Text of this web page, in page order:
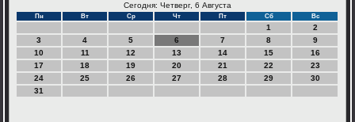
Сегодня: Четверг, 6 Августа
Пн Вт Ср Чт Пт Сб Вс
1
2
3
4 5 6 7 8
9
10
11 12 13 14 15
16
17
18 19 20 21 22
23
24
25 26 27 28 29
30
31